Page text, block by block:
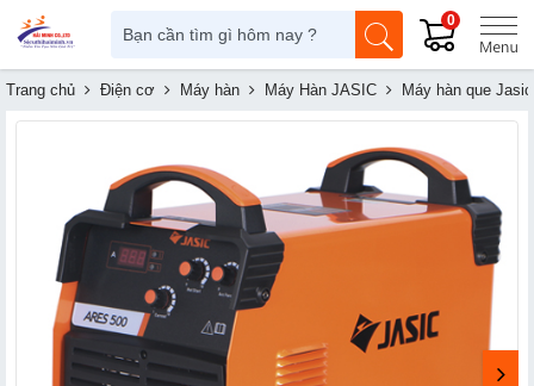
0
Trang chủ Điện cơ Máy hàn Máy Hàn JASIC Máy hàn que Jasic